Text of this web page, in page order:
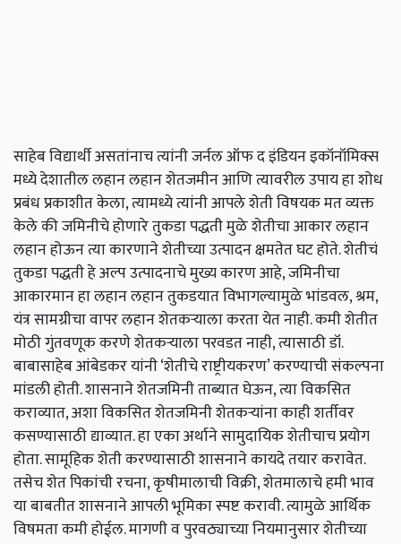
साहेब विद्यार्थी असतांनाच त्यांनी जर्नल ऑफ द इंडियन इकॉनॉमिक्स
मध्ये देशातील लहान लहान शेतजमीन आणि त्यावरील उपाय हा शोध
प्रबंध प्रकाशीत केला, त्यामध्ये त्यांनी आपले शेती विषयक मत व्यक्त
केले की जमिनीचे होणारे तुकडा पद्धती मुळे शेतीचा आकार लहान
लहान होऊन त्या कारणाने शेतीच्या उत्पादन क्षमतेत घट होते. शेतीचं
तुकडा पद्धती हे अल्प उत्पादनाचे मुख्य कारण आहे, जमिनीचा
आकारमान हा लहान लहान तुकडयात विभागल्यामुळे भांडवल, श्रम,
यंत्र सामग्रीचा वापर लहान शेतकऱ्याला करता येत नाही. कमी शेतीत
मोठी गुंतवणूक करणे शेतकऱ्याला परवडत नाही, त्यासाठी डॉ.
बाबासाहेब आंबेडकर यांनी ‘शेतीचे राष्ट्रीयकरण’ करण्याची संकल्पना
मांडली होती. शासनाने शेतजमिनी ताब्यात घेऊन, त्या विकसित
कराव्यात, अशा विकसित शेतजमिनी शेतकर्‍यांना काही शर्तीवर
कसण्यासाठी द्याव्यात. हा एका अर्थाने सामुदायिक शेतीचाच प्रयोग
होता. सामूहिक शेती करण्यासाठी शासनाने कायदे तयार करावेत.
तसेच शेत पिकांची रचना, कृषीमालाची विक्री, शेतमालाचे हमी भाव
या बाबतीत शासनाने आपली भूमिका स्पष्ट करावी. त्यामुळे आर्थिक
विषमता कमी होईल. मागणी व पुरवठ्याच्या नियमानुसार शेतीच्या